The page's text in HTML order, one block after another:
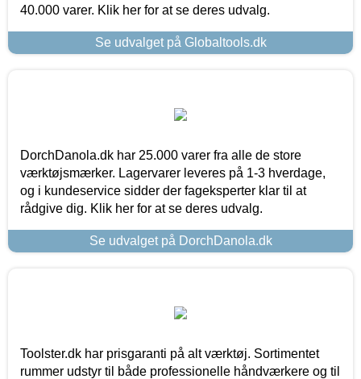
40.000 varer. Klik her for at se deres udvalg.
Se udvalget på Globaltools.dk
DorchDanola.dk har 25.000 varer fra alle de store
værktøjsmærker. Lagervarer leveres på 1-3 hverdage,
og i kundeservice sidder der fageksperter klar til at
rådgive dig. Klik her for at se deres udvalg.
Se udvalget på DorchDanola.dk
Toolster.dk har prisgaranti på alt værktøj. Sortimentet
rummer udstyr til både professionelle håndværkere og til